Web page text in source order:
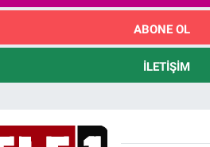
ABONE OL
İLETIŞIM